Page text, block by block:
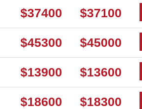
$37400 $37100
$45300 $45000
$13900 $13600
$18600 $18300